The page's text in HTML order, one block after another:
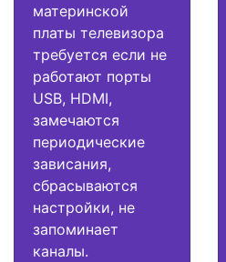
материнской
платы телевизора
требуется если не
работают порты
USB, HDMI,
замечаются
периодические
зависания,
сбрасываются
настройки, не
запоминает
каналы.